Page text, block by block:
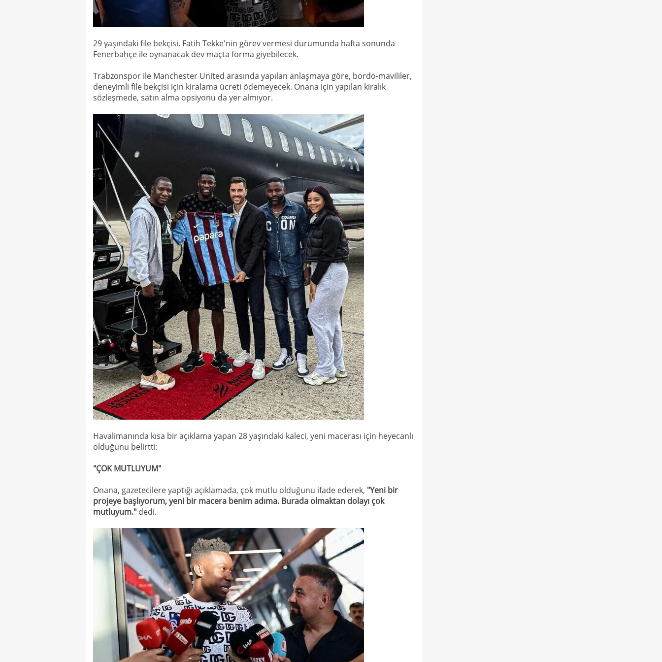
29 yaşındaki file bekçisi, Fatih Tekke'nin görev vermesi durumunda hafta sonunda
Fenerbahçe ile oynanacak dev maçta forma giyebilecek.
Trabzonspor ile Manchester United arasında yapılan anlaşmaya göre, bordo-mavililer,
deneyimli file bekçisi için kiralama ücreti ödemeyecek. Onana için yapılan kiralık
sözleşmede, satın alma opsiyonu da yer almıyor.
Havalimanında kısa bir açıklama yapan 28 yaşındaki kaleci, yeni macerası için heyecanlı
olduğunu belirtti:
"ÇOK MUTLUYUM"
Onana, gazetecilere yaptığı açıklamada, çok mutlu olduğunu ifade ederek, "Yeni bir
projeye başlıyorum, yeni bir macera benim adıma. Burada olmaktan dolayı çok
mutluyum." dedi.